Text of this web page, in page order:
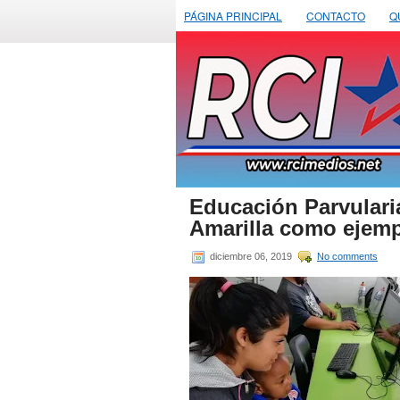
PÁGINA PRINCIPAL CONTACTO
Educación
Amarilla como
diciembre 06, 2019 No comments